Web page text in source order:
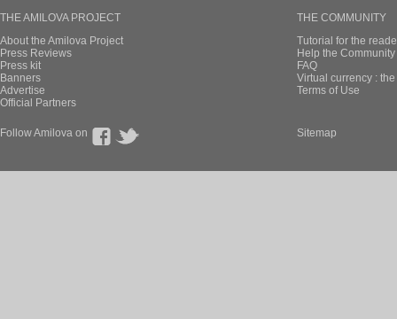
THE AMILOVA PROJECT
About the Amilova Project
Press Reviews
Press kit
Banners
Advertise
Official Partners
THE COMMUNITY
Tutorial for the
Help the
FAQ
Virtual currency :
Terms of Use
Follow Amilova on Sitemap